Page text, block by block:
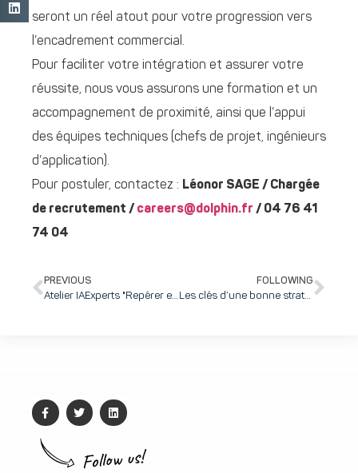
seront un réel atout pour votre progression vers
l’encadrement commercial.
Pour faciliter votre intégration et assurer votre
réussite, nous vous assurons une formation et un
accompagnement de proximité, ainsi que l’appui
des équipes techniques (chefs de projet, ingénieurs
d’application).
Pour postuler, contactez : Léonor SAGE / Chargée
de recrutement / careers@dolphin.fr / 04 76 41
74 04
PREVIOUS
Atelier IAExperts "Repérer et développer les compétences" le 4 mars à inovallée
FOLLOWING
Les clés d’une bonne stratégie de financement : un mix public / privé (Atelier 1)
Follow us!